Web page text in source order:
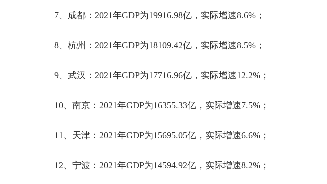
7、成都： 2021年GDP为19916.98亿，实际增速8.6% ；
8、杭州： 2021年GDP为18109.42亿，实际增速8.5% ；
9、武汉： 2021年GDP为17716.96亿，实际增速12.2% ；
10、南京： 2021年GDP为16355.33亿，实际增速7.5% ；
11、天津： 2021年GDP为15695.05亿，实际增速6.6% ；
12、宁波： 2021年GDP为14594.92亿，实际增速8.2% ；